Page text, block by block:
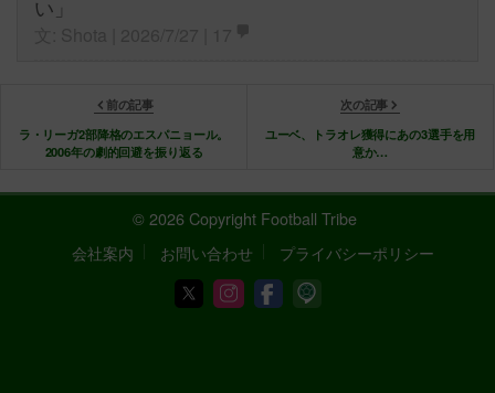
い」
前の記事
ラ・リーガ2部降格のエスパニョール。
2006年の劇的回避を振り返る
次の記事
ユーベ、トラオレ獲得にあの3選手を用
意か…
© 2026 Copyright Football Tribe
会社案内
お問い合わせ プライバシーポリシー